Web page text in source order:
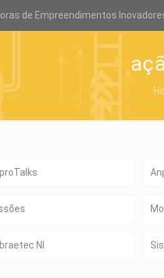
de Empreendimentos
NI